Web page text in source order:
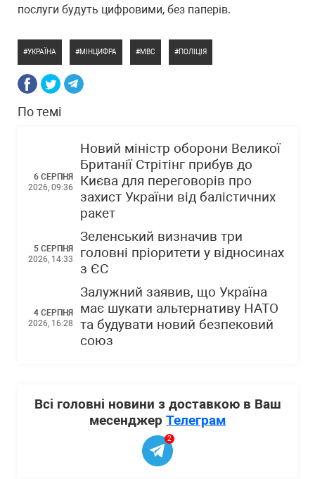
послуги будуть цифровими, без паперів.
УКРАЇНА МІНЦИФРА МВС ПОЛІЦІЯ
По темі
6 СЕРПНЯ
2026, 09:36
Новий міністр оборони Великої
Британії Стрітінг прибув до
Києва для переговорів про
захист України від балістичних
ракет
5 СЕРПНЯ
2026, 14:33
Зеленський визначив три
головні пріоритети у відносинах
з ЄС
4 СЕРПНЯ
2026, 16:28
Залужний заявив, що Україна
має шукати альтернативу НАТО
та будувати новий безпековий
союз
Всі головні новини з доставкою в Ваш
месенджер Телеграм
2